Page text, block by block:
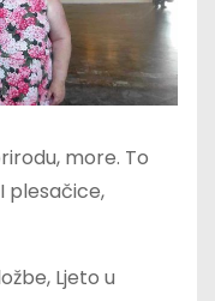
more. To
plesačice,
Ljeto u